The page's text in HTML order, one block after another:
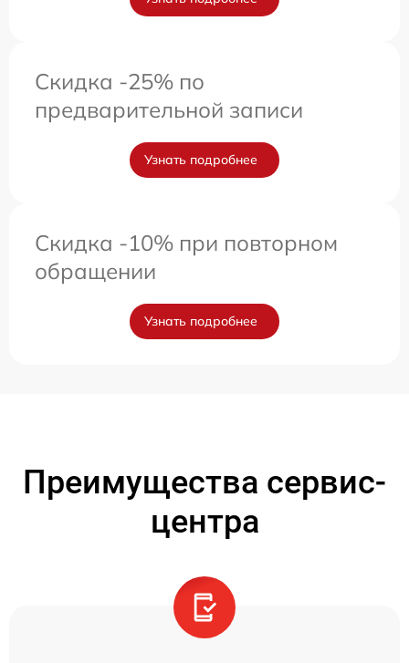
Скидка -25% по
предварительной записи
Узнать подробнее
Скидка -10% при повторном
обращении
Узнать подробнее
Преимущества сервис-
центра